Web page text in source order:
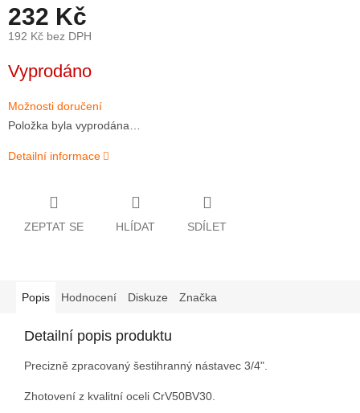
232 Kč
192 Kč bez DPH
cena:
Vyprodáno
Možnosti doručení
Položka byla vyprodána…
Detailní informace
ZEPTAT SE HLÍDAT SDÍLET
Popis Hodnocení Diskuze Značka
Detailní popis produktu
Precizně zpracovaný šestihranný nástavec 3/4".
Zhotovení z kvalitní oceli CrV50BV30.